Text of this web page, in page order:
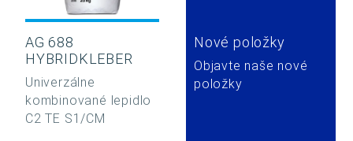
AG 688
HYBRIDKLEBER
Univerzálne
kombinované lepidlo
C2 TE S1/CM
Nové položky
Objavte naše nové
položky